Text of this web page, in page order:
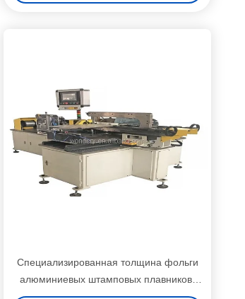
Специализированная толщина фольги
алюминиевых штамповых плавников,
предлагающих длину плавников по